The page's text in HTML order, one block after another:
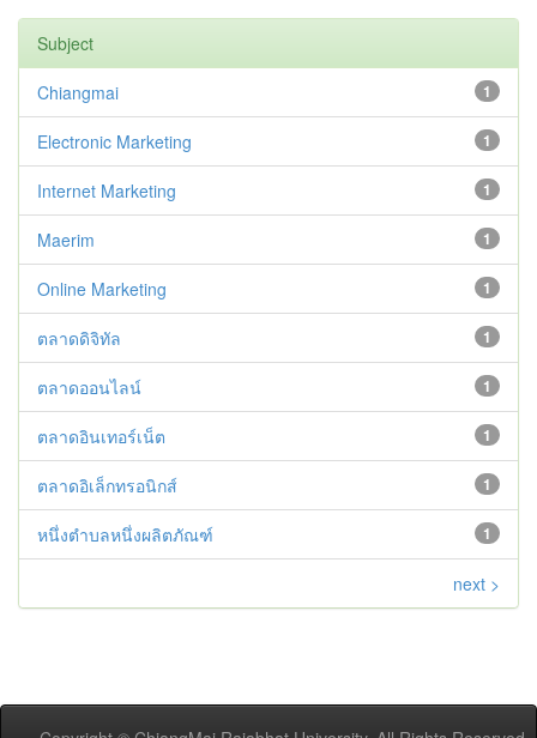
Subject
1
Chiangmai
1
Electronic Marketing
1
Internet Marketing
1
Maerim
1
Online Marketing
1
ตลาดดิจิทัล
1
ตลาดออนไลน์
1
ตลาดอินเทอร์เน็ต
1
ตลาดอิเล็กทรอนิกส์
1
หนึ่งตำบลหนึ่งผลิตภัณฑ์
next >